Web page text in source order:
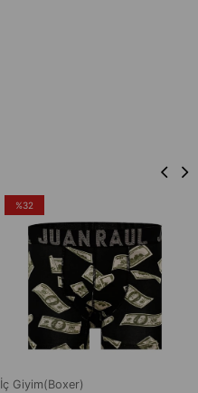
İç Giyim(Boxer)
%32